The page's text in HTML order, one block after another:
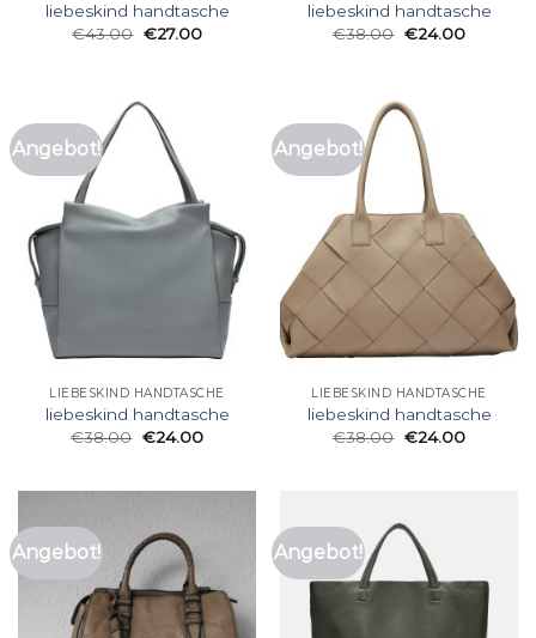
liebeskind handtasche
€43.00 €27.00
liebeskind handtasche
€38.00 €24.00
Angebot!
LIEBESKIND HANDTASCHE
liebeskind handtasche
€38.00 €24.00
Angebot!
LIEBESKIND HANDTASCHE
liebeskind handtasche
€38.00 €24.00
Angebot! Angebot!